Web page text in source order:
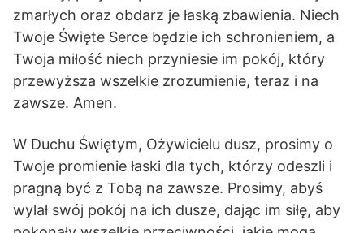
zmarłych oraz obdarz je łaską zbawienia. Niech
Twoje Święte Serce będzie ich schronieniem, a
Twoja miłość niech przyniesie im pokój, który
przewyższa wszelkie zrozumienie, teraz i na
zawsze. Amen.
W Duchu Świętym, Ożywicielu dusz, prosimy o
Twoje promienie łaski dla tych, którzy odeszli i
pragną być z Tobą na zawsze. Prosimy, abyś
wylał swój pokój na ich dusze, dając im siłę, aby